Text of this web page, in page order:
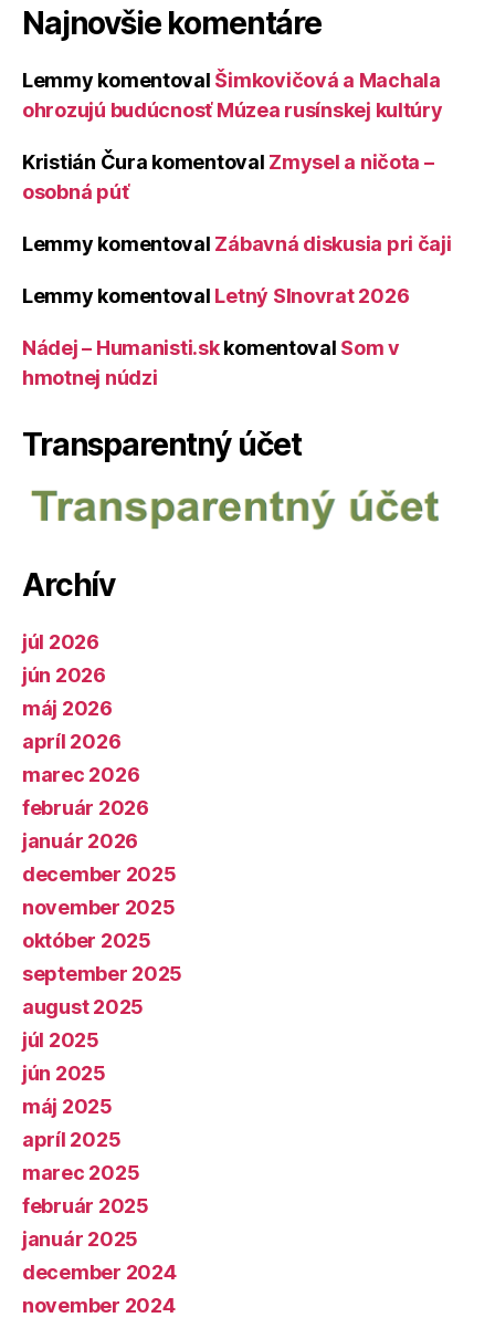
Najnovšie komentáre
Lemmy komentoval Šimkovičová a Machala
ohrozujú budúcnosť Múzea rusínskej kultúry
Kristián Čura komentoval Zmysel a ničota –
osobná púť
Lemmy komentoval Zábavná diskusia pri čaji
Lemmy komentoval Letný Slnovrat 2026
Nádej – Humanisti.skkomentoval Som v
hmotnej núdzi
Transparentný účet
Archív
júl 2026
jún 2026
máj 2026
apríl 2026
marec 2026
február 2026
január 2026
december 2025
november 2025
október 2025
september 2025
august 2025
júl 2025
jún 2025
máj 2025
apríl 2025
marec 2025
február 2025
január 2025
december 2024
november 2024